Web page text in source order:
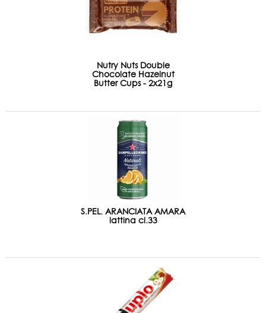
Nutry Nuts Double
Chocolate Hazelnut
Butter Cups - 2x21g
S.PEL. ARANCIATA AMARA
lattina cl.33